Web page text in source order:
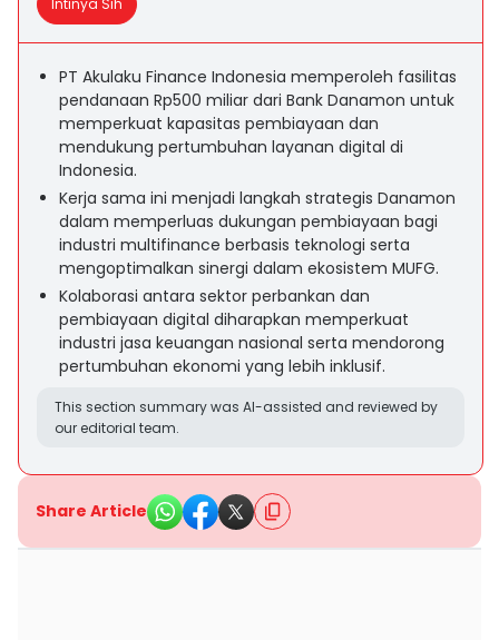
Intinya Sih
PT Akulaku Finance Indonesia memperoleh fasilitas
pendanaan Rp500 miliar dari Bank Danamon untuk
memperkuat kapasitas pembiayaan dan
mendukung pertumbuhan layanan digital di
Indonesia.
Kerja sama ini menjadi langkah strategis Danamon
dalam memperluas dukungan pembiayaan bagi
industri multifinance berbasis teknologi serta
mengoptimalkan sinergi dalam ekosistem MUFG.
Kolaborasi antara sektor perbankan dan
pembiayaan digital diharapkan memperkuat
industri jasa keuangan nasional serta mendorong
pertumbuhan ekonomi yang lebih inklusif.
This section summary was AI-assisted and reviewed by
our editorial team.
Share Article